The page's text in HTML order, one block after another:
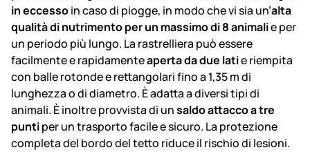
in eccessoin caso di piogge, in modo che vi sia un’alta
qualità di nutrimento per un massimo di 8 animalie per
un periodo più lungo. La rastrelliera può essere
facilmente e rapidamenteaperta da due latie riempita
con balle rotonde e rettangolari fino a 1,35 m di
lunghezza o di diametro. È adatta a diversi tipi di
animali. È inoltre provvista di unsaldo attacco a tre
puntiper un trasporto facile e sicuro. La protezione
completa del bordo del tetto riduce il rischio di lesioni.